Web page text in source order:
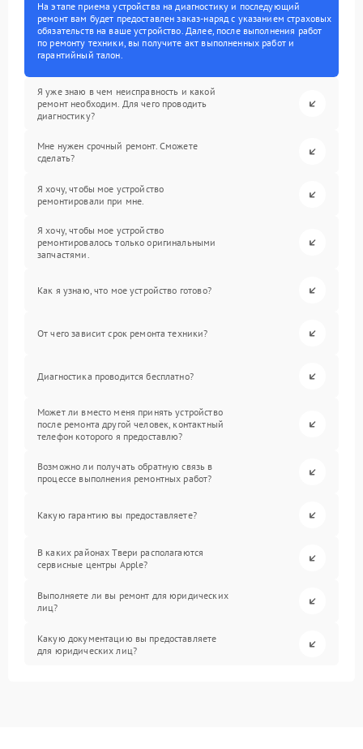
На этапе приема устройства на диагностику и последующий
ремонт вам будет предоставлен заказ-наряд с указанием страховых
обязательств на ваше устройство. Далее, после выполнения работ
по ремонту техники, вы получите акт выполненных работ и
гарантийный талон.
Я уже знаю в чем неисправность и какой
ремонт необходим. Для чего проводить
диагностику?
Мне нужен срочный ремонт. Сможете
сделать?
Я хочу, чтобы мое устройство
ремонтировали при мне.
Я хочу, чтобы мое устройство
ремонтировалось только оригинальными
запчастями.
Как я узнаю, что мое устройство готово?
От чего зависит срок ремонта техники?
Диагностика проводится бесплатно?
Может ли вместо меня принять устройство
после ремонта другой человек, контактный
телефон которого я предоставлю?
Возможно ли получать обратную связь в
процессе выполнения ремонтных работ?
Какую гарантию вы предоставляете?
В каких районах Твери располагаются
сервисные центры Apple?
Выполняете ли вы ремонт для юридических
лиц?
Какую документацию вы предоставляете
для юридических лиц?